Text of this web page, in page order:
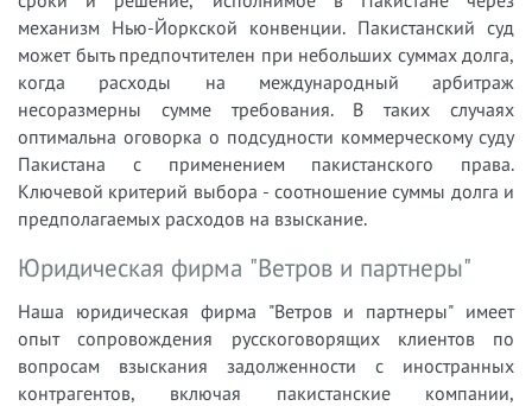
механизм Нью-Йоркской конвенции. Пакистанский суд
может быть предпочтителен при небольших суммах долга,
когда расходы на международный арбитраж
несоразмерны сумме требования. В таких случаях
оптимальна оговорка о подсудности коммерческому суду
Пакистана с применением пакистанского права.
Ключевой критерий выбора - соотношение суммы долга и
предполагаемых расходов на взыскание.
Юридическая фирма "Ветров и партнеры"
Наша юридическая фирма "Ветров и партнеры" имеет
опыт сопровождения русскоговорящих клиентов по
вопросам взыскания задолженности с иностранных
контрагентов, включая пакистанские компании,